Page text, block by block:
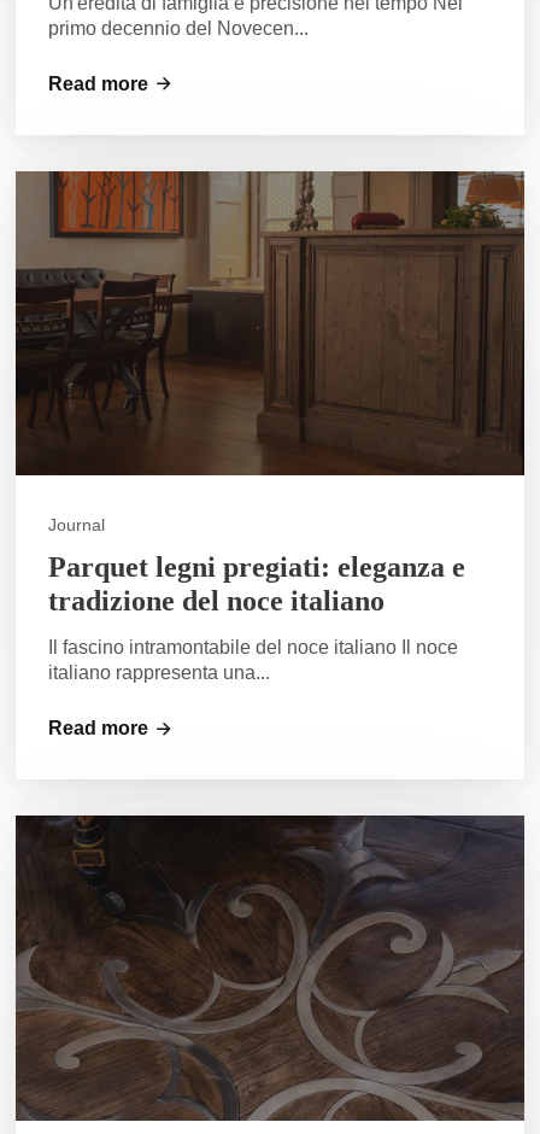
primo decennio del Novecen...
Read more
Journal
Parquet legni pregiati: eleganza e
tradizione del noce italiano
Il fascino intramontabile del noce italiano Il noce
italiano rappresenta una...
Read more